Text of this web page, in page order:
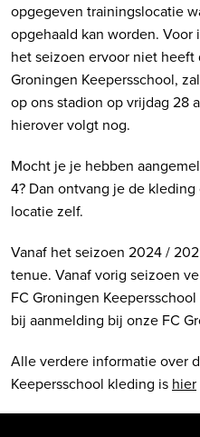
opgegeven trainingslocatie
opgehaald kan worden.
het seizoen ervoor niet heeft
Groningen Keepersschool,
op ons stadion op vrijdag 28
hierover volgt nog.
Mocht je je hebben
4? Dan ontvang je de
locatie zelf.
Vanaf het seizoen 2024 /
tenue. Vanaf vorig seizoen
FC Groningen
bij aanmelding bij onze FC
Alle verdere informatie over
Keepersschool kleding is hier